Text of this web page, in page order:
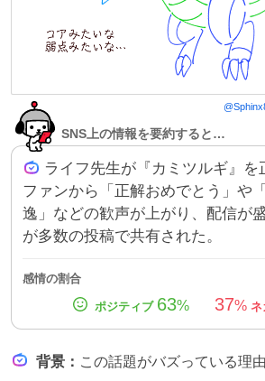
@
SNS上の情報を要約すると…
ライフ先生が『カミツルギ』を
ファンから「正解おめでとう」や
逸」などの歓声が上がり、配信が
が多数の投稿で共有された。
感情の割合
63% 37%
背景 ： この話題がバズっている理由は、伊東ライフ先生の配信で難易度の高いUBデザイン『カミツルギ』を見事に描き切ったことが視聴者の期待と好奇心